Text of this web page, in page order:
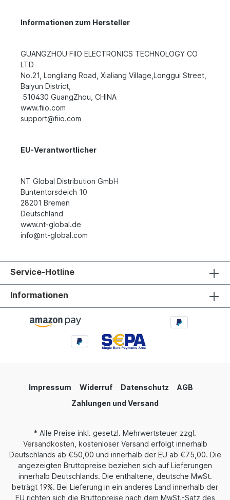
Informationen zum Hersteller
GUANGZHOU FIIO ELECTRONICS TECHNOLOGY CO
LTD
No.21, Longliang Road, Xialiang Village,Longgui Street,
Baiyun District,
510430 GuangZhou, CHINA
www.fiio.com
support@fiio.com
EU-Verantwortlicher
NT Global Distribution GmbH
Buntentorsdeich 10
28201 Bremen
Deutschland
www.nt-global.de
info@nt-global.com
Service-Hotline
Informationen
Impressum Widerruf Datenschutz
AGB
Zahlungen und Versand
* Alle Preise inkl. gesetzl. Mehrwertsteuer zzgl.
Versandkosten , kostenloser Versand erfolgt innerhalb
Deutschlands ab €50,00 und innerhalb der EU ab €75,00. Die
angezeigten Bruttopreise beziehen sich auf Lieferungen
innerhalb Deutschlands. Die enthaltene, deutsche MwSt.
beträgt 19%. Bei Lieferung in ein anderes Land innerhalb der
EU richten sich die Bruttopreise nach dem MwSt.-Satz des